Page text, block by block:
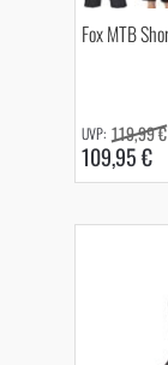
Fox MTB
109,95 €
119,99 €